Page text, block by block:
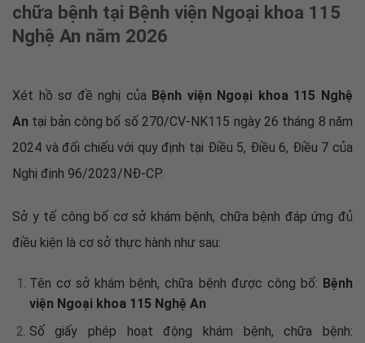
chữa bệnh tại Bệnh viện Ngoại khoa 115
Nghệ An năm 2026
Xét hồ sơ đề nghị của Bệnh viện Ngoại khoa 115 Nghệ
An tại bản công bố số 270/CV-NK115 ngày 26 tháng 8 năm
2024 và đối chiếu với quy định tại Điều 5, Điều 6, Điều 7 của
Nghị định 96/2023/NĐ-CP.
Sở y tế công bố cơ sở khám bệnh, chữa bệnh đáp ứng đủ
điều kiện là cơ sở thực hành như sau:
Tên cơ sở khám bệnh, chữa bệnh được công bố: Bệnh
viện Ngoại khoa 115 Nghệ An
Số giấy phép hoạt động khám bệnh, chữa bệnh: